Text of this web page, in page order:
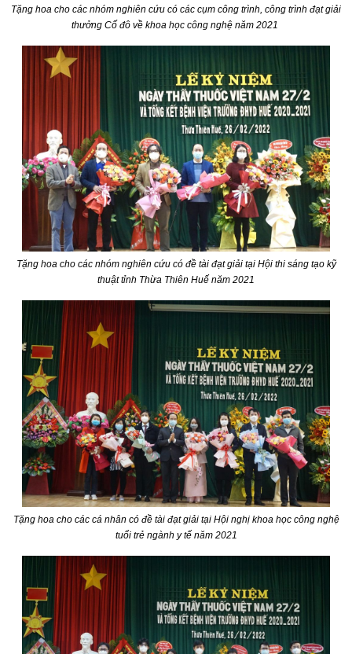
Tặng hoa cho các nhóm nghiên cứu có các cụm công trình, công trình đạt giải
thưởng Cố đô về khoa học công nghệ năm 2021
Tặng hoa cho các nhóm nghiên cứu có đề tài đạt giải tại Hội thi sáng tạo kỹ
thuật tỉnh Thừa Thiên Huế năm 2021
Tặng hoa cho các cá nhân có đề tài đạt giải tại Hội nghị khoa học công nghệ
tuổi trẻ ngành y tế năm 2021